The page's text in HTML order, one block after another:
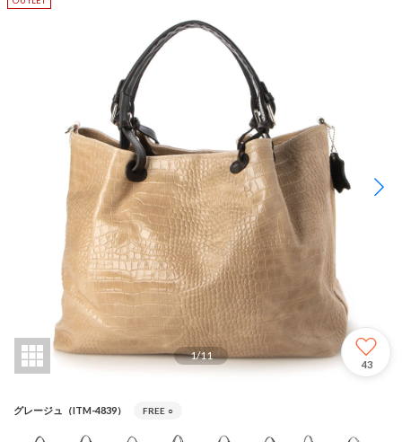
1/11
43
グレージュ（ITM-4839） FREE ○